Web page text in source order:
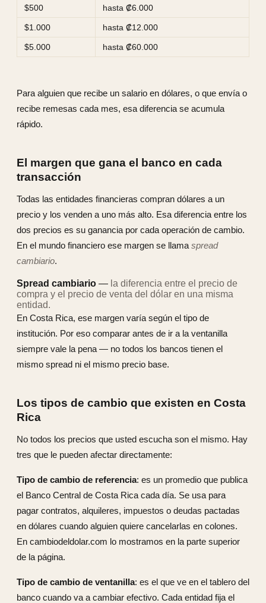
$500 hasta ₡6.000
$1.000 hasta ₡12.000
$5.000 hasta ₡60.000
Para alguien que recibe un salario en dólares, o que envía o
recibe remesas cada mes, esa diferencia se acumula
rápido.
El margen que gana el banco en cada
transacción
Todas las entidades financieras compran dólares a un
precio y los venden a uno más alto. Esa diferencia entre los
dos precios es su ganancia por cada operación de cambio.
En el mundo financiero ese margen se llama spread
cambiario.
Spread cambiario — la diferencia entre el precio de
compra y el precio de venta del dólar en una misma
entidad.
En Costa Rica, ese margen varía según el tipo de
institución. Por eso comparar antes de ir a la ventanilla
siempre vale la pena — no todos los bancos tienen el
mismo spread ni el mismo precio base.
Los tipos de cambio que existen en Costa
Rica
No todos los precios que usted escucha son el mismo. Hay
tres que le pueden afectar directamente:
Tipo de cambio de referencia: es un promedio que publica
el Banco Central de Costa Rica cada día. Se usa para
pagar contratos, alquileres, impuestos o deudas pactadas
en dólares cuando alguien quiere cancelarlas en colones.
En cambiodeldolar.com lo mostramos en la parte superior
de la página.
Tipo de cambio de ventanilla: es el que ve en el tablero del
banco cuando va a cambiar efectivo. Cada entidad fija el